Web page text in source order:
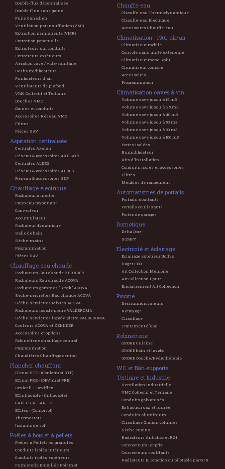
Double-flux décentralisée
Double Flux sans gaine
Puits Canadien
Ventilation par insufflation (VMI)
Extraction permanente (VMR)
Extraction ponctuelle
Extracteurs sur conduits
Extracteurs extérieurs
Aération cave / vide-sanitaire
Deshumidificateurs
Purificateurs d'air
Ventilateurs de plafond
VMC Collectif et Tertiaire
Bouches VMC
Gaines et conduits
Accessoires Réseau VMC
Filtres
Pièces SAV
Aspiration centralisée
Centrales Axelair
Réseau & accessoires AXELAIR
Centrales ALDES
Réseau & accessoires ALDES
Réseau & accessoires S&P
Chauffage électrique
Radiateur à inertie
Panneau rayonnant
Convecteur
Accumulateur
Radiateur dynamique
Salle de bain
Sèche-mains
Programmation
Pièces SAV
Chauffage eau chaude
Radiateurs Eau chaude ZEHNDER
Radiateurs Eau chaude ACOVA
Radiateurs gammes "Stock" ACOVA
Sèche-serviettes Eau chaude ACOVA
Sèche-serviettes Mixtes ACOVA
Radiateurs façade pierre VALDEROMA
Sèche-serviettes façade pierre VALDEROMA
Couleurs ACOVA et ZEHNDER
Accessoires et options
Robinetterie chauffage central
Programmation
Chaudières Chauffage central
Plancher chauffant
ECmat STE - (Conformat STE)
ECmat PRE - (DEVImat PRE)
Devicell + Deviflex
ECinfracable - (Infracable)
CABLES ATLANTIC
ECflex - (Conforsol)
Thermostats
Isolants de sol
Poêles à bois et à pellets
Poêles à Pellets ou granulés
Conduits isolés intérieurs
Conduits isolés extérieurs
Fumisterie Emaillée Noir mat
Chauffe-eau
Chauffe-eau Thermodynamique
Chauffe-eau Electrique
Accessoires Chauffe-eau
Climatisation - PAC air/air
Climatiseur mobile
Console sans unité extérieure
Climatiseur mono Split
Climatiseur console
Accessoires
Programmation
Climatisation caves à vin
Volume cave jusqu'à 15 m3
Volume cave jusqu'à 25 m3
Volume cave jusqu'à 40 m3
Volume cave jusqu'à 50 m3
Volume cave jusqu'à 80 m3
Volume cave jusqu'à 100 m3
Portes isolées
Humidificateur
Kits d'installation
Conduits isolés et accessoires
Filtres
Meubles de rangement
Automatismes de portails
Portails à battants
Portails coulissants
Portes de garages
Domotique
Delta Dore
SOMFY
Electricité et éclairage
Eclairage extérieur Norlys
Hager 1930
Art Collection Mémoire
Art Collection Epure
Encastrement Art Collection
Piscine
Deshumidificateurs
Nettoyage
Chauffage
Traitement d'eau
Robinetterie
GROHE Cuisine
GROHE bain et lavabo
GROHE Douche/Hydrothérapie
WC et Bâti-supports
Tertiaire et Industrie
Ventilation industrielle
VMC Collectif et Tertiaire
Conduits galvanisés
Extraction gaz et fumée
Conduits aluminium
Chauffage Grands volumes
Sèche-mains
Radiateurs Antichoc et R21
Convecteurs 1er prix
Convecteurs soufflants
Radiateurs Bi-jonction ou pilotable par GTB